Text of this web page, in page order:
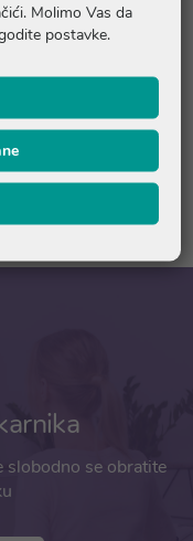
slobodno se obratite
Molimo Vas da
postavke.